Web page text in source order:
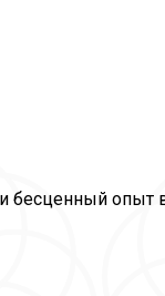
бесценный опыт